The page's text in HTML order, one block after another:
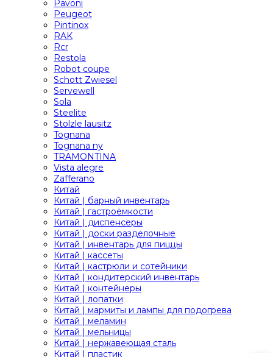
Pavoni
Peugeot
Pintinox
RAK
Rcr
Restola
Robot coupe
Schott Zwiesel
Servewell
Sola
Steelite
Stolzle lausitz
Tognana
Tognana ny
TRAMONTINA
Vista alegre
Zafferano
Китай
Китай | барный инвентарь
Китай | гастроёмкости
Китай | диспенсеры
Китай | доски разделочные
Китай | инвентарь для пиццы
Китай | кассеты
Китай | кастрюли и сотейники
Китай | кондитерский инвентарь
Китай | контейнеры
Китай | лопатки
Китай | мармиты и лампы для подогрева
Китай | меламин
Китай | мельницы
Китай | нержавеющая сталь
Китай | пластик